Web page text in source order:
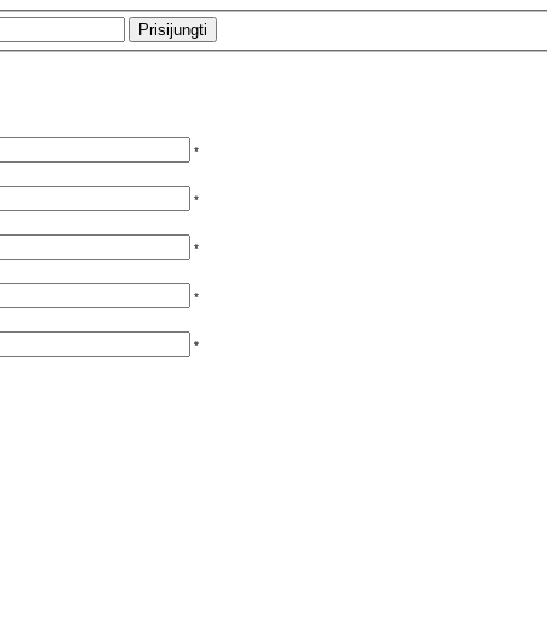
*
*
*
*
*